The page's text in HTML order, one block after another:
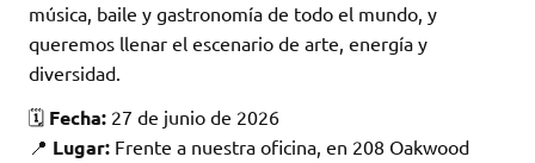
música, baile y gastronomía de todo el mundo, y
queremos llenar el escenario de arte, energía y
diversidad.
🗓️ Fecha: 27 de junio de 2026
📍 Lugar: Frente a nuestra oficina, en 208 Oakwood